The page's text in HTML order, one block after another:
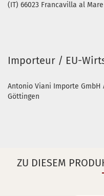
(IT) 66023 Francavilla al
Importeur / EU-
Antonio Viani Importe GmbH
Göttingen
ZU DIESEM